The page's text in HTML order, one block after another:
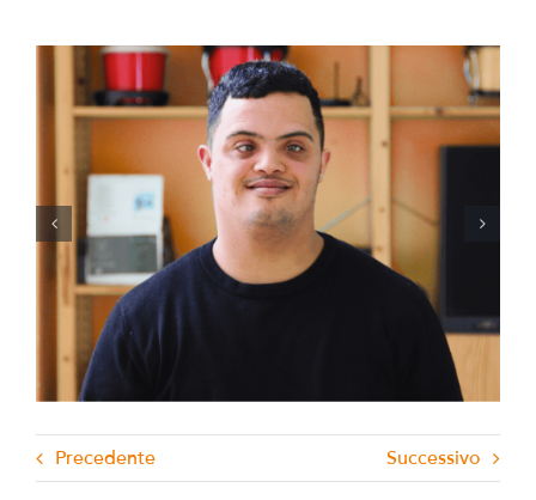
EU HAVE A DREAM a Torino
Precedente Successivo